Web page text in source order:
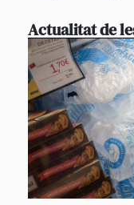
Actualitat de